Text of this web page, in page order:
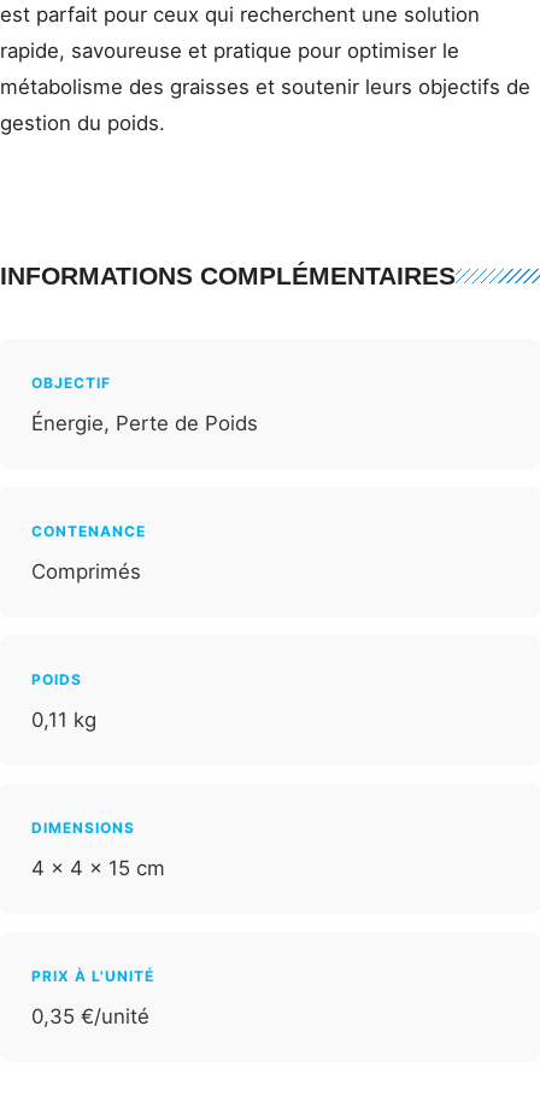
est parfait pour ceux qui recherchent une solution
rapide, savoureuse et pratique pour optimiser le
métabolisme des graisses et soutenir leurs objectifs de
gestion du poids.
INFORMATIONS COMPLÉMENTAIRES
OBJECTIF
Énergie, Perte de Poids
CONTENANCE
Comprimés
POIDS
0,11 kg
DIMENSIONS
4 × 4 × 15 cm
PRIX À L'UNITÉ
0,35 €/unité